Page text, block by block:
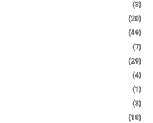
(3)
(20)
(49)
(7)
(29)
(4)
(1)
(3)
(18)